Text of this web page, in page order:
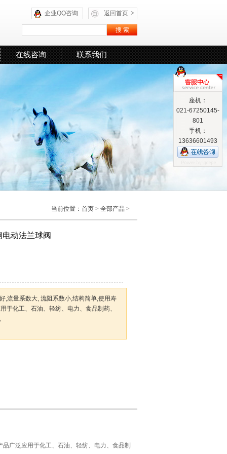
返回首页 >
企业QQ咨询
在线咨询 联系我们
当前位置： 首页 > 全部产品 >
动法兰球阀
,流量系数大, 流阻系数小,结构简单,使用寿
于化工、石油、轻纺、电力、食品制药、
广泛应用于化工、石油、轻纺、电力、食品制
座机：
021-67250145-
801
手机：
13636601493